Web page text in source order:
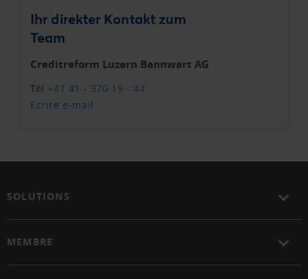
Ihr direkter Kontakt zum
Team
Creditreform Luzern Bannwart AG
Tél +41 41 - 370 19 - 44
Ecrire e-mail
SOLUTIONS
MEMBRE